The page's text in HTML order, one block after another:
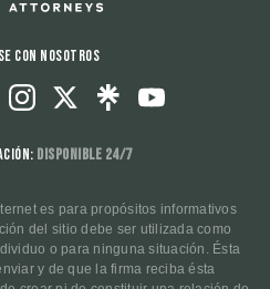
con nosotros
Disponible 24/7
es para propósitos informativos
del sitio debe ser utilizada como
o para ninguna situación. Ésta
y de que la firma reciba ésta